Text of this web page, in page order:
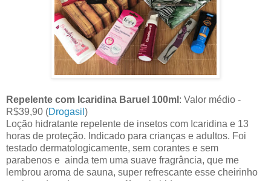
Repelente com Icaridina Baruel 100ml : Valor médio -
R$39,90 (Drogasil )
Loção hidratante repelente de insetos com Icaridina e 13
horas de proteção. Indicado para crianças e adultos. Foi
testado dermatologicamente, sem corantes e sem
parabenos e ainda tem uma suave fragrância, que me
lembrou aroma de sauna, super refrescante esse cheirinho